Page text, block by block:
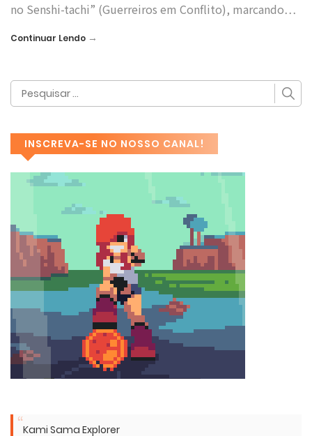
no Senshi-tachi” (Guerreiros em Conflito), marcando…
Continuar Lendo →
INSCREVA-SE NO NOSSO CANAL!
Kami Sama Explorer